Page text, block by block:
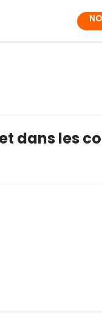
dans les